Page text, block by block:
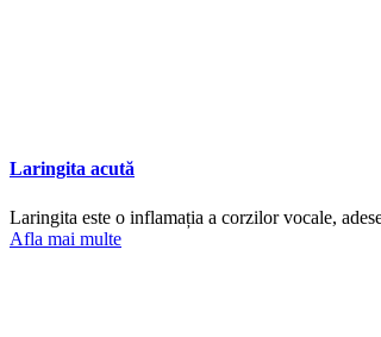
Laringita acută
Laringita este o inflamația a corzilor vocale,
Afla mai multe